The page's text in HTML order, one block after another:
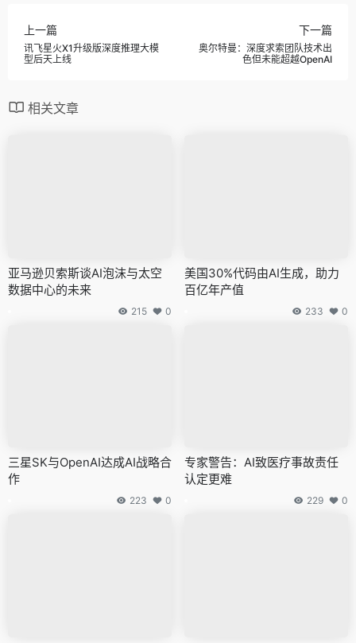
上一篇
讯飞星火X1升级版深度推理大模
型后天上线
下一篇
奥尔特曼：深度求索团队技术出
色但未能超越OpenAI
相关文章
亚马逊贝索斯谈AI泡沫与太空
数据中心的未来
215 0
美国30%代码由AI生成，助力
百亿年产值
233 0
三星SK与OpenAI达成AI战略合
作
223 0
专家警告：AI致医疗事故责任
认定更难
229 0